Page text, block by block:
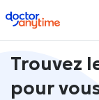
doctoranytime
Trouvez
pour